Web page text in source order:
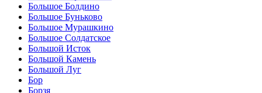
Большое Болдино
Большое Буньково
Большое Мурашкино
Большое Солдатское
Большой Исток
Большой Камень
Большой Луг
Бор
Борзя